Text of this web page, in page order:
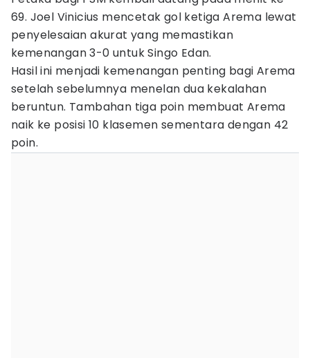
69. Joel Vinicius mencetak gol ketiga Arema lewat
penyelesaian akurat yang memastikan
kemenangan 3-0 untuk Singo Edan.
Hasil ini menjadi kemenangan penting bagi Arema
setelah sebelumnya menelan dua kekalahan
beruntun. Tambahan tiga poin membuat Arema
naik ke posisi 10 klasemen sementara dengan 42
poin.